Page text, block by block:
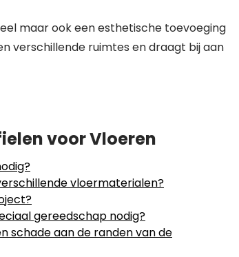
maar ook een esthetische toevoeging
verschillende ruimtes en draagt bij aan
voor Vloeren
vloermaterialen?
gereedschap nodig?
schade aan de randen van de